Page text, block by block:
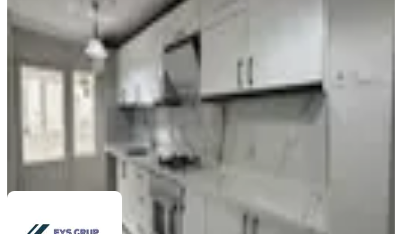
3+1·120 m² ·
4.950.000 ₺
EYS GRUP GAYRİMENKUL
Ara